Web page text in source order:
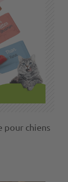
pour chiens